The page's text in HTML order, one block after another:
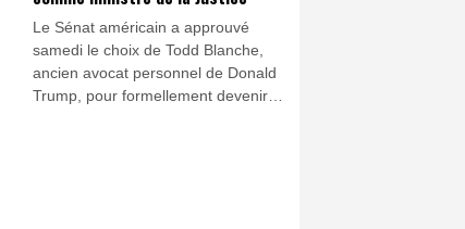
Le Sénat américain a approuvé
samedi le choix de Todd Blanche,
ancien avocat personnel de Donald
Trump, pour formellement devenir